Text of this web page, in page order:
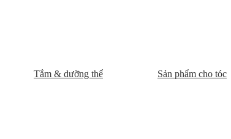
Tắm & dưỡng thể Sản phẩm cho tóc